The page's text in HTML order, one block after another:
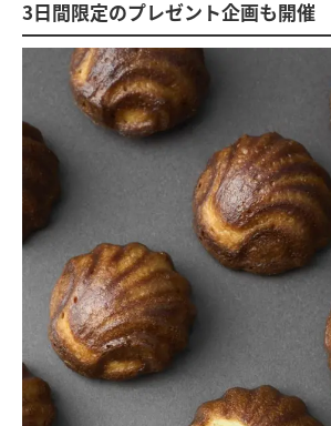
3日間限定のプレゼント企画も開催